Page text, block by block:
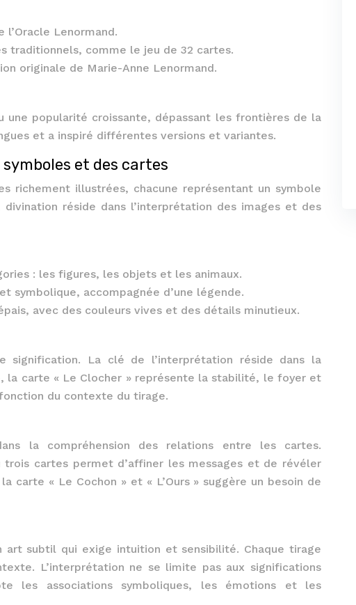
l’Oracle Lenormand.
traditionnels, comme le jeu de 32 cartes.
originale de Marie-Anne Lenormand.
une popularité croissante, dépassant les frontières de la
et a inspiré différentes versions et variantes.
et des cartes
richement illustrées, chacune représentant un symbole
réside dans l’interprétation des images et des
: les figures, les objets et les animaux.
symbolique, accompagnée d’une légende.
avec des couleurs vives et des détails minutieux.
signification. La clé de l’interprétation réside dans la
la carte « Le Clocher » représente la stabilité, le foyer et
du contexte du tirage.
la compréhension des relations entre les cartes.
trois cartes permet d’affiner les messages et de révéler
carte « Le Cochon » et « L’Ours » suggère un besoin de
art subtil qui exige intuition et sensibilité. Chaque tirage
L’interprétation ne se limite pas aux significations
les associations symboliques, les émotions et les